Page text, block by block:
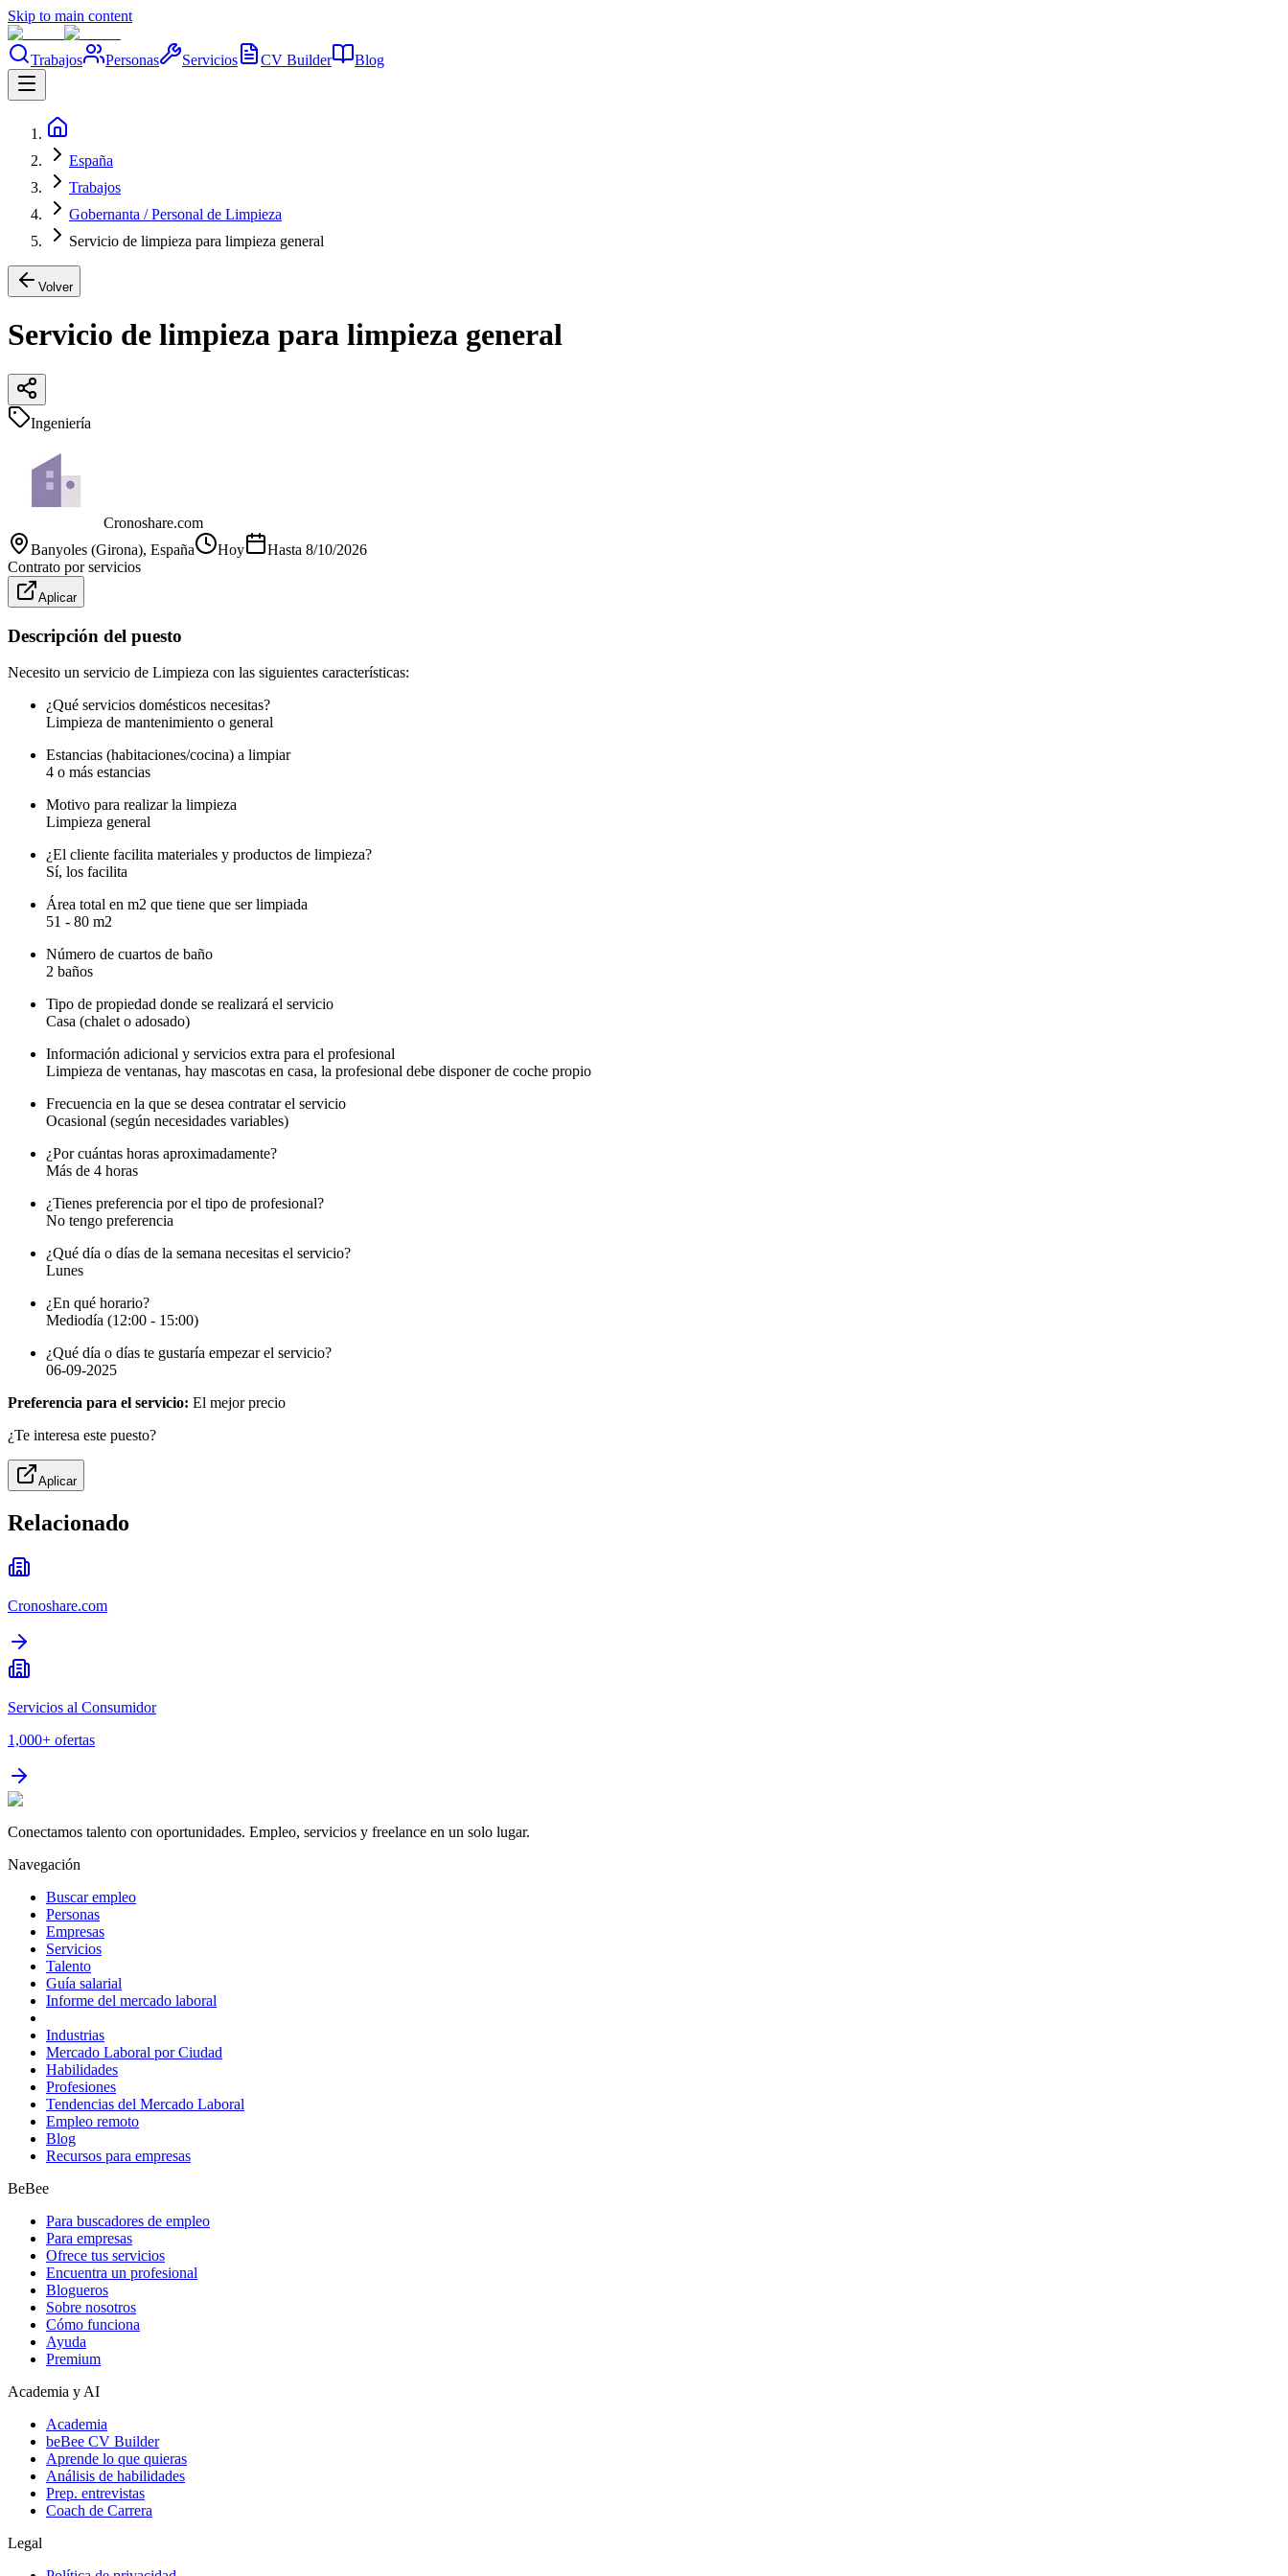
Skip to main content
Trabajos Personas Servicios CV Builder Blog
España
Trabajos
Gobernanta / Personal de Limpieza
Servicio de limpieza para limpieza general
Volver
Servicio de limpieza para limpieza general
Ingeniería
Cronoshare.com
Banyoles (Girona), España Hoy Hasta 8/10/2026
Contrato por servicios
Aplicar
Descripción del puesto
Necesito un servicio de Limpieza con las siguientes características:
¿Qué servicios domésticos necesitas?
Limpieza de mantenimiento o general
Estancias (habitaciones/cocina) a limpiar
4 o más estancias
Motivo para realizar la limpieza
Limpieza general
¿El cliente facilita materiales y productos de limpieza?
Sí, los facilita
Área total en m2 que tiene que ser limpiada
51 - 80 m2
Número de cuartos de baño
2 baños
Tipo de propiedad donde se realizará el servicio
Casa (chalet o adosado)
Información adicional y servicios extra para el profesional
Limpieza de ventanas, hay mascotas en casa, la profesional debe disponer de coche propio
Frecuencia en la que se desea contratar el servicio
Ocasional (según necesidades variables)
¿Por cuántas horas aproximadamente?
Más de 4 horas
¿Tienes preferencia por el tipo de profesional?
No tengo preferencia
¿Qué día o días de la semana necesitas el servicio?
Lunes
¿En qué horario?
Mediodía (12:00 - 15:00)
¿Qué día o días te gustaría empezar el servicio?
06-09-2025
Preferencia para el servicio: El mejor precio
¿Te interesa este puesto?
Aplicar
Relacionado
Cronoshare.com
Servicios al Consumidor
1,000+ ofertas
Conectamos talento con oportunidades. Empleo, servicios y freelance en un solo lugar.
Navegación
Buscar empleo
Personas
Empresas
Servicios
Talento
Guía salarial
Informe del mercado laboral
Industrias
Mercado Laboral por Ciudad
Habilidades
Profesiones
Tendencias del Mercado Laboral
Empleo remoto
Blog
Recursos para empresas
BeBee
Para buscadores de empleo
Para empresas
Ofrece tus servicios
Encuentra un profesional
Blogueros
Sobre nosotros
Cómo funciona
Ayuda
Premium
Academia y AI
Academia
beBee CV Builder
Aprende lo que quieras
Análisis de habilidades
Prep. entrevistas
Coach de Carrera
Legal